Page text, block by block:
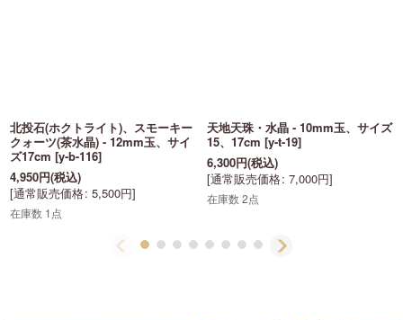
北投石(ホクトライト)、スモーキー
クォーツ(茶水晶) - 12mm玉、サイ
ズ17cm [y-b-116]
4,950円(税込)
[通常販売価格: 5,500円]
在庫数 1点
天地天珠・水晶 - 10mm玉、サイズ
15、17cm [y-t-19]
6,300円(税込)
[通常販売価格: 7,000円]
在庫数 2点